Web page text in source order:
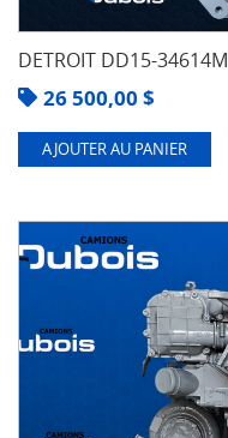
DETROIT DD15-34614M
26 500,00 $
AJOUTER AU PANIER